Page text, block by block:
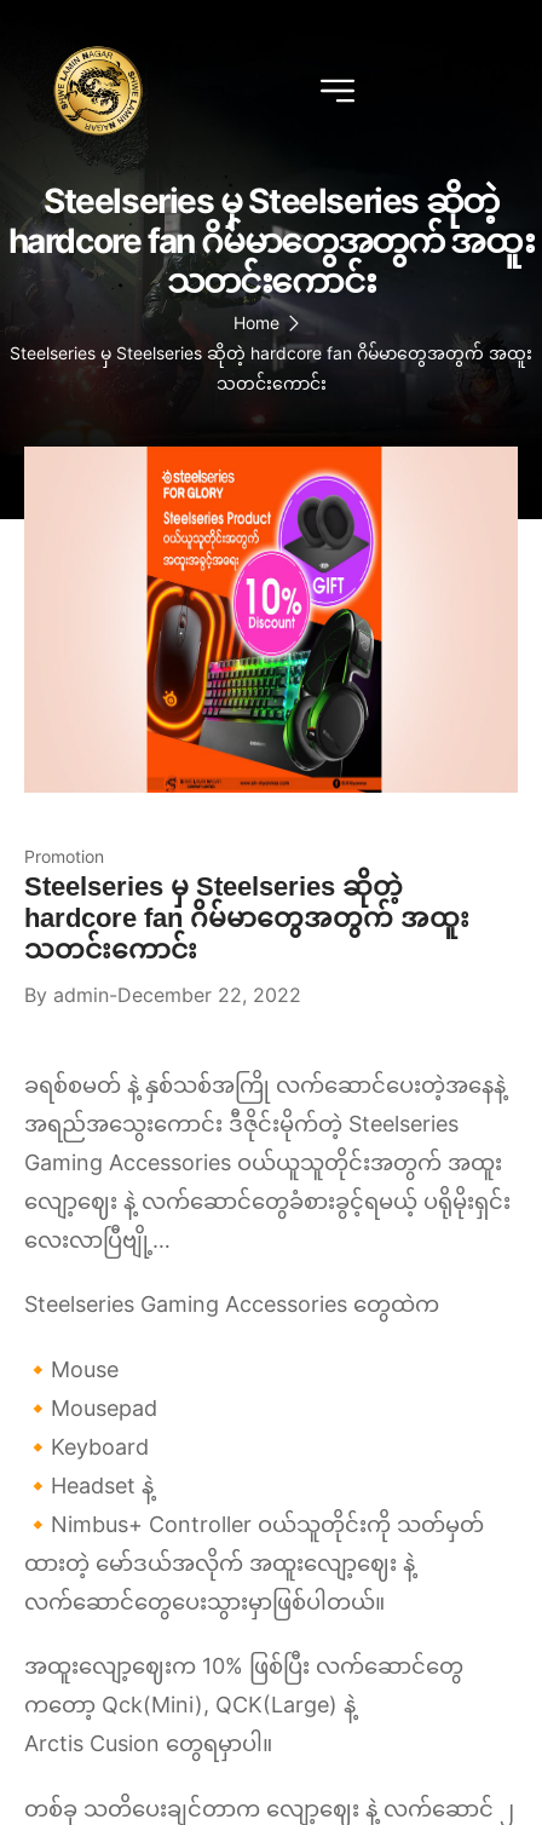
Steelseries မှ Steelseries ဆိုတဲ့
hardcore fan ဂိမ်မာတွေအတွက် အထူး
သတင်းကောင်း
Home
Steelseries မှ Steelseries ဆိုတဲ့ hardcore fan ဂိမ်မာတွေအတွက် အထူး
သတင်းကောင်း
Promotion
Steelseries မှ Steelseries ဆိုတဲ့
hardcore fan ဂိမ်မာတွေအတွက် အထူး
သတင်းကောင်း
By admin December 22, 2022
ခရစ်စမတ် နဲ့ နှစ်သစ်အကြို လက်ဆောင်ပေးတဲ့အနေနဲ့
အရည်အသွေးကောင်း ဒီဇိုင်းမိုက်တဲ့ Steelseries
Gaming Accessories ဝယ်ယူသူတိုင်းအတွက် အထူး
လျော့ဈေး နဲ့ လက်ဆောင်တွေခံစားခွင့်ရမယ့် ပရိုမိုးရှင်း
လေးလာပြီဗျို့…
Steelseries Gaming Accessories တွေထဲက
🔸Mouse
🔸Mousepad
🔸Keyboard
🔸Headset နဲ့
🔸Nimbus+ Controller ဝယ်သူတိုင်းကို သတ်မှတ်
ထားတဲ့ မော်ဒယ်အလိုက် အထူးလျော့ဈေး နဲ့
လက်ဆောင်တွေပေးသွားမှာဖြစ်ပါတယ်။
အထူးလျော့ဈေးက 10% ဖြစ်ပြီး လက်ဆောင်တွေ
ကတော့ Qck(Mini), QCK(Large) နဲ့
Arctis Cusion တွေရမှာပါ။
တစ်ခု သတိပေးချင်တာက လျော့ဈေး နဲ့ လက်ဆောင် ၂